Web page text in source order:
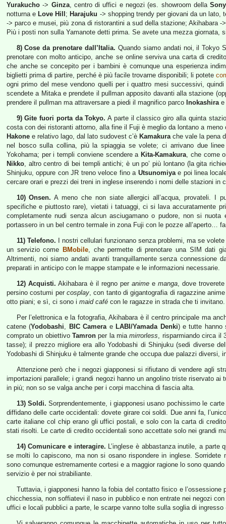
Yurakucho -> Ginza, centro di uffici e negozi (es. showroom dellaSony
notturna e Love Hill ; Harajuku -> shopping trendy per giovani da un lato,
-> parco e musei, più zona di ristorantini a sud della stazione; Akihabara
Più i posti non sulla Yamanote detti prima. Se avete una mezza giornata,
8) Cose da prenotare dall’Italia. Quando siamo andati noi, il Tokyo
prenotare con molto anticipo, anche se online serviva una carta di
che anche se concepito per i bambini è comunque una esperienza
biglietti prima di partire, perché è più facile trovarne disponibili; li potete
ogni primo del mese vendono quelli per i quattro mesi successivi,
scendete a Mitaka e prendete il pullman apposito davanti alla stazione
prendere il pullman ma attraversare a piedi il magnifico parco Inokashirae
9) Gite fuori porta da Tokyo. A parte il classico giro alla quinta
costa con dei ristoranti attorno, alla fine il Fuji è meglio da lontano a
Hakone e relativo lago, dal lato sudovest c’è Kamakurache vale la pena
nel bosco sulla collina, più la spiaggia se volete; ci arrivano due
Yokohama; per i templi conviene scendere a Kita-Kamakura, che come
Nikko, altro centro di bei templi antichi; è un po’ più lontano (la gita
Shinjuku, oppure con JR treno veloce fino a Utsunomiyae poi linea
cercare orari e prezzi dei treni in inglese inserendo i nomi delle stazioni in
10) Onsen. A meno che non siate allergici all’acqua, provateli. I
specifiche e piuttosto rare), vietati i tatuaggi, ci si lava accuratamente
completamente nudi senza alcun asciugamano o pudore, non si
portassero in un bel centro termale in zona Fuji con le pozze all’aperto…
11) Telefono. I nostri cellulari funzionano senza problemi, ma se
un servizio come BMobile, che permette di prenotare una SIM dati
Altrimenti, noi siamo andati avanti tranquillamente senza connessione
preparati in anticipo con le mappe stampate e le informazioni necessarie.
12) Acquisti. Akihabara è il regno per animee manga, dove
persino costumi per cosplay, con tanto di gigantografia di ragazzine
otto piani; e sì, ci sono i maid café con le ragazze in strada che ti invitano.
Per l’elettronica e la fotografia, Akihabara è il centro principale ma
catene (Yodobashi, BIC Camerae LABI/Yamada Denki) e tutte hanno
comprato un obiettivoTamron per la miamirrorless, risparmiando circa il
tasse); il prezzo migliore era allo Yodobashi di Shinjuku (sedi diverse
Yodobashi di Shinjuku è talmente grande che occupa due palazzi diversi,
Attenzione però che i negozi giapponesi si rifiutano di vendere agli
importazioni parallele; i grandi negozi hanno un angolino triste riservato
in più; non so se valga anche per i corpi macchina di fascia alta.
13) Soldi. Sorprendentemente, i giapponesi usano pochissimo le
diffidano delle carte occidentali: dovete girare coi soldi. Due anni fa,
carte italiane col chip erano gli uffici postali, e solo con la carta di
stati risolti. Le carte di credito occidentali sono accettate solo nei grandi
14) Comunicare e interagire. L’inglese è abbastanza inutile, a
se molti lo capiscono, ma non si osano rispondere in inglese.
sono comunque estremamente cortesi e a maggior ragione lo sono
servizio è per noi strabiliante.
Tuttavia, i giapponesi hanno la fobia del contatto fisico e
chicchessia, non soffiatevi il naso in pubblico e non entrate nei negozi
uffici e locali pubblici a parte, le scarpe vanno tolte sulla soglia di